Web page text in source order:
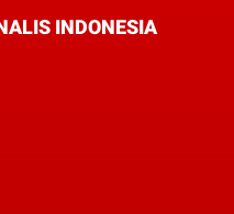
INDONESIA